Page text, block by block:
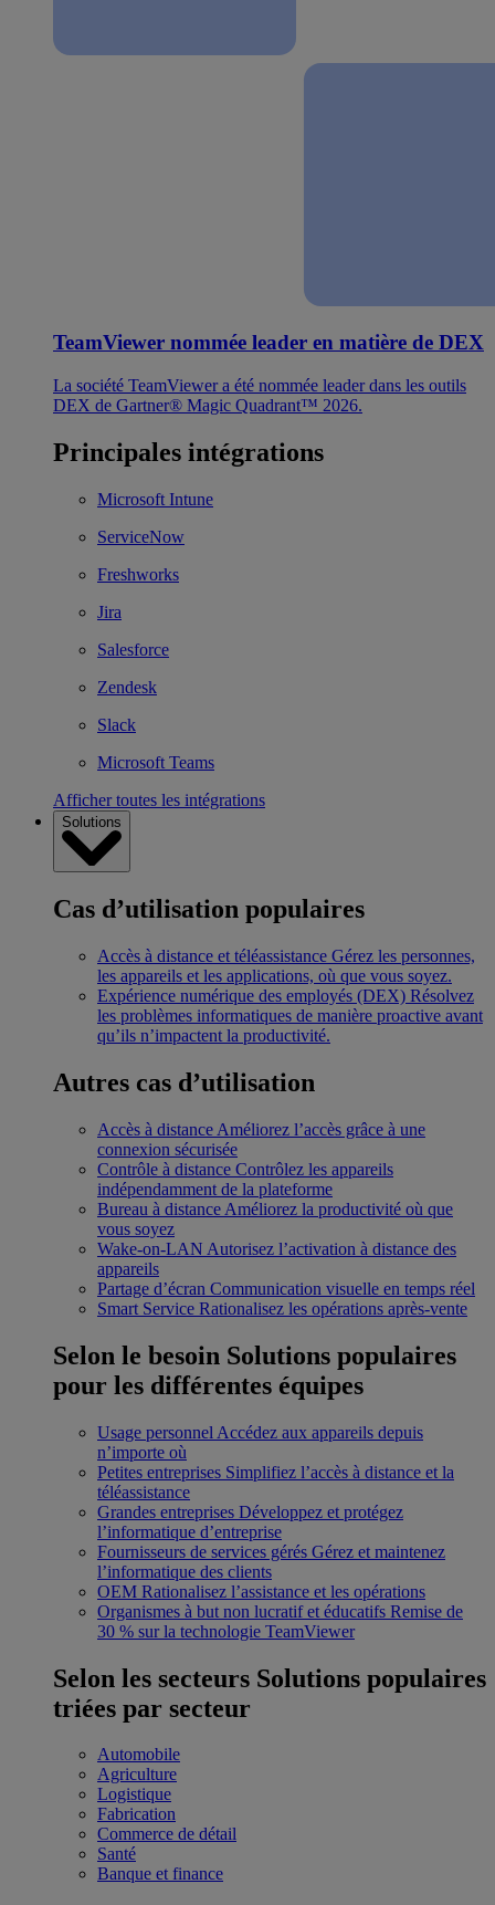
TeamViewer nommée leader en matière de DEX
La société TeamViewer a été nommée leader dans les outils
DEX de Gartner® Magic Quadrant™ 2026.
Principales intégrations
Microsoft Intune
ServiceNow
Freshworks
Jira
Salesforce
Zendesk
Slack
Microsoft Teams
Afficher toutes les intégrations
Solutions
Cas d’utilisation populaires
Accès à distance et téléassistance Gérez les personnes,
les appareils et les applications, où que vous soyez.
Expérience numérique des employés (DEX) Résolvez
les problèmes informatiques de manière proactive avant
qu’ils n’impactent la productivité.
Autres cas d’utilisation
Accès à distance Améliorez l’accès grâce à une
connexion sécurisée
Contrôle à distance Contrôlez les appareils
indépendamment de la plateforme
Bureau à distance Améliorez la productivité où que
vous soyez
Wake-on-LAN Autorisez l’activation à distance des
appareils
Partage d’écran Communication visuelle en temps réel
Smart Service Rationalisez les opérations après-vente
Selon le besoin Solutions populaires
pour les différentes équipes
Usage personnel Accédez aux appareils depuis
n’importe où
Petites entreprises Simplifiez l’accès à distance et la
téléassistance
Grandes entreprises Développez et protégez
l’informatique d’entreprise
Fournisseurs de services gérés Gérez et maintenez
l’informatique des clients
OEM Rationalisez l’assistance et les opérations
Organismes à but non lucratif et éducatifs Remise de
30 % sur la technologie TeamViewer
Selon les secteurs Solutions populaires
triées par secteur
Automobile
Agriculture
Logistique
Fabrication
Commerce de détail
Santé
Banque et finance